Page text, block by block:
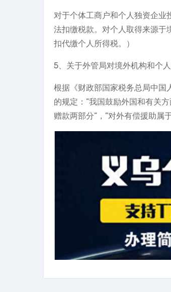
对于个体工商户和个人独资企业
法扣缴税款。对个人取得来源于
扣代缴个人所得税。）
5、关于外管局对境外机构和个
根据《财政部国家税务总局中
的规定：”我国鼓励外国和有关
赠款两部分”，”对外有偿援助属